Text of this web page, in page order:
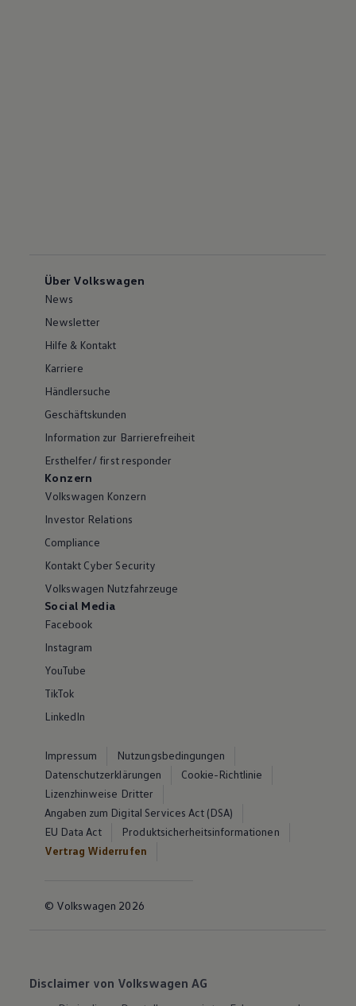
Über Volkswagen
News
Newsletter
Hilfe & Kontakt
Karriere
Händlersuche
Geschäftskunden
Information zur Barrierefreiheit
Ersthelfer/ first responder
Konzern
Volkswagen Konzern
Investor Relations
Compliance
Kontakt Cyber Security
Volkswagen Nutzfahrzeuge
Social Media
Facebook
Instagram
YouTube
TikTok
LinkedIn
Impressum
Nutzungsbedingungen
Datenschutzerklärungen
Cookie-Richtlinie
Lizenzhinweise Dritter
Angaben zum Digital Services Act (DSA)
EU Data Act
Produktsicherheitsinformationen
Vertrag Widerrufen
© Volkswagen 2026
Disclaimer von Volkswagen AG